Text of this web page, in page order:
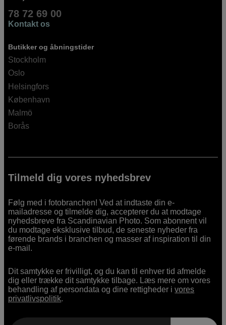
78 72 69 00
Kontakt os
Butikker og åbningstider
Stockholm
Oslo
Helsingfors
København
Malmö
Borås
Tilmeld dig vores nyhedsbrev
Følg med i fotobranchen! Ved at indtaste din e-
mailadresse og tilmelde dig, accepterer du at modtage
nyhedsbreve fra Scandinavian Photo. Som abonnent vil
du modtage eksklusive tilbud, de seneste nyheder fra
førende brands i branchen og masser af inspiration til din
e-mail.
Dit samtykke er frivilligt, og du kan til enhver tid afmelde
dig eller trække dit samtykke tilbage. Læs mere om vores
behandling af persondata og dine rettigheder ivores
privatlivspolitik.